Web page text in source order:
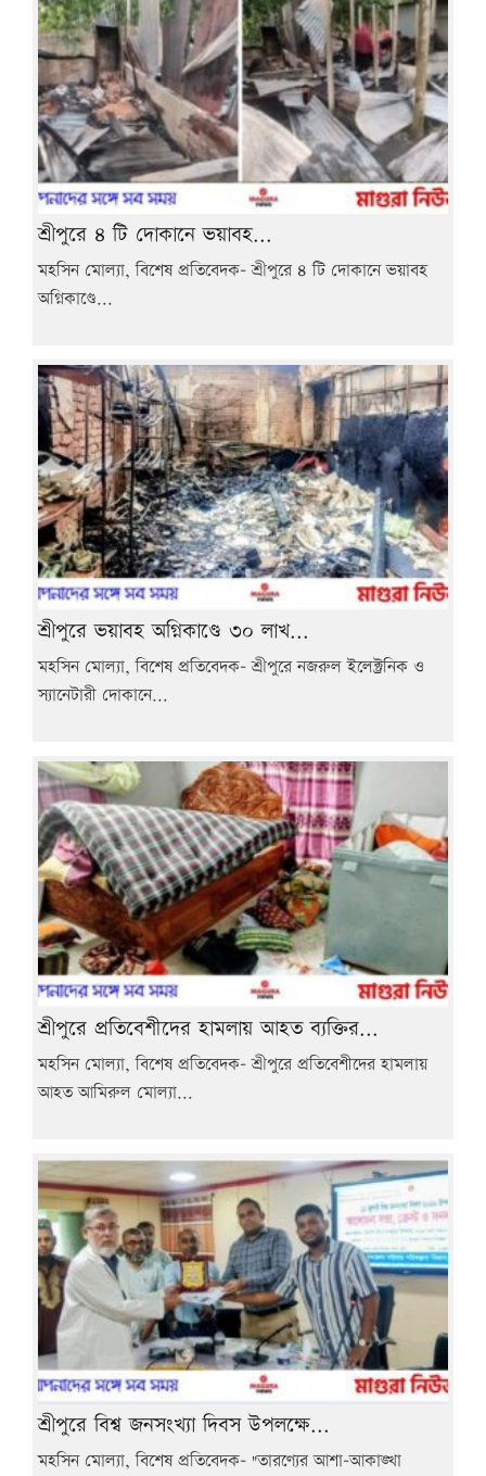
শ্রীপুরে ৪ টি দোকানে ভয়াবহ...
মহসিন মোল্যা, বিশেষ প্রতিবেদক- শ্রীপুরে ৪ টি দোকানে ভয়াবহ
অগ্নিকাণ্ডে...
শ্রীপুরে ভয়াবহ অগ্নিকাণ্ডে ৩০ লাখ...
মহসিন মোল্যা, বিশেষ প্রতিবেদক- শ্রীপুরে নজরুল ইলেক্ট্রনিক ও
স্যানেটারী দোকানে...
শ্রীপুরে প্রতিবেশীদের হামলায় আহত ব্যক্তির...
মহসিন মোল্যা, বিশেষ প্রতিবেদক- শ্রীপুরে প্রতিবেশীদের হামলায়
আহত আমিরুল মোল্যা...
শ্রীপুরে বিশ্ব জনসংখ্যা দিবস উপলক্ষে...
মহসিন মোল্যা, বিশেষ প্রতিবেদক- "তারণ্যের আশা-আকাঙ্খা